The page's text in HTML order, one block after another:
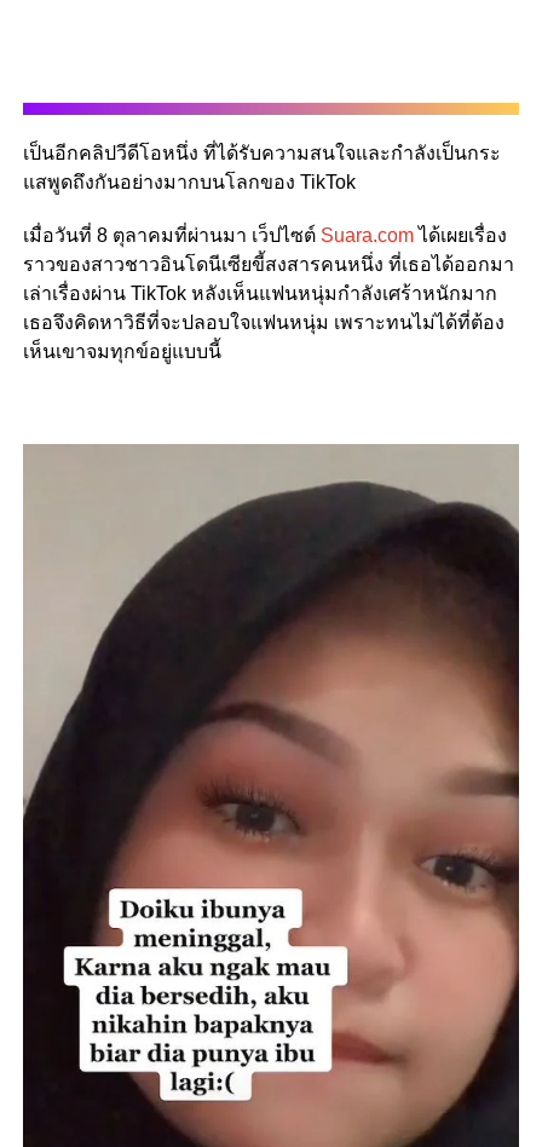
เป็นอีกคลิปวีดีโอหนึ่ง ที่ได้รับความสนใจและกำลังเป็นกระ
แสพูดถึงกันอย่างมากบนโลกของ TikTok
เมื่อวันที่ 8 ตุลาคมที่ผ่านมา เว็ปไซต์ Suara.comได้เผยเรื่อง
ราวของสาวชาวอินโดนีเซียขี้สงสารคนหนึ่ง ที่เธอได้ออกมา
เล่าเรื่องผ่าน TikTok หลังเห็นแฟนหนุ่มกำลังเศร้าหนักมาก
เธอจึงคิดหาวิธีที่จะปลอบใจแฟนหนุ่ม เพราะทนไม่ได้ที่ต้อง
เห็นเขาจมทุกข์อยู่แบบนี้